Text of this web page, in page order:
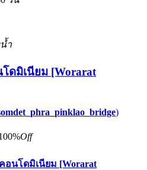
ำ
ดมิเนียม [Worarat
)
Off
อนโดมิเนียม [Worarat